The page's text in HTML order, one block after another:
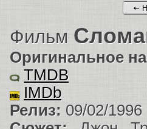
Фильм
Оригинальное
TMDB
IMDb
Релиз: 09/02/1996